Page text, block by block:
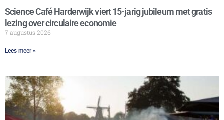
Science Café Harderwijk viert 15-jarig jubileum met gratis
lezing over circulaire economie
7 augustus 2026
Lees meer »